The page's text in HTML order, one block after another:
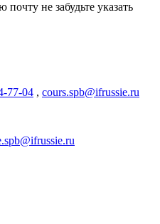
не забудьте указать
77-04 , cours.spb@ifrussie.ru